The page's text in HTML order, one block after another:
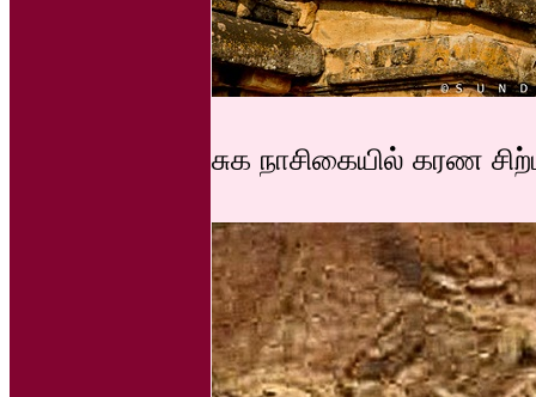
சுக நாசிகையில் கரண